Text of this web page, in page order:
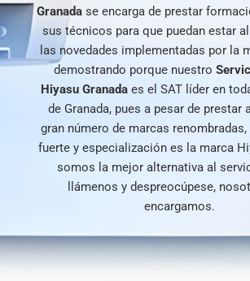
Granada se encarga de prestar
sus técnicos para que puedan estar
las novedades implementadas por la
demostrando porque nuestro
Hiyasu Granadaes el SAT líder en
de Granada, pues a pesar de prestar
gran número de marcas
fuerte y especialización es la marca
somos la mejor alternativa al
llámenos y despreocúpese,
encargamos.